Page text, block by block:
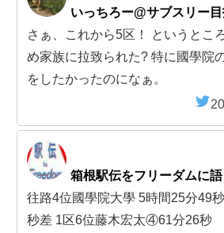
いっちろー@サブスリー
さぁ、これから5区！ というとこ
め家族に拉致られた? 特に國學院
をしたかったのになぁ。
箱根駅伝をフリーダムに
往路4位國學院大學 5時間25分49
秒差 1区6位藤木宏太④61分26秒